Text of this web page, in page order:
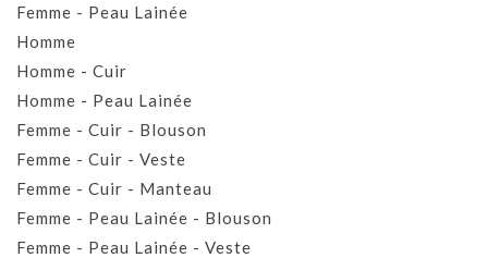
Femme - Peau Lainée
Homme
Homme - Cuir
Homme - Peau Lainée
Femme - Cuir - Blouson
Femme - Cuir - Veste
Femme - Cuir - Manteau
Femme - Peau Lainée - Blouson
Femme - Peau Lainée - Veste